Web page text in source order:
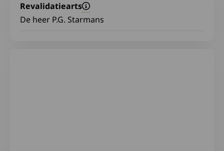
Revalidatiearts
De heer P.G. Starmans